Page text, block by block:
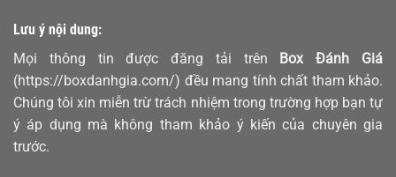
Lưu ý nội dung:
Mọi thông tin được đăng tải trên Box Đánh Giá
(https://boxdanhgia.com/) đều mang tính chất tham khảo.
Chúng tôi xin miễn trừ trách nhiệm trong trường hợp bạn tự
ý áp dụng mà không tham khảo ý kiến của chuyên gia
trước.